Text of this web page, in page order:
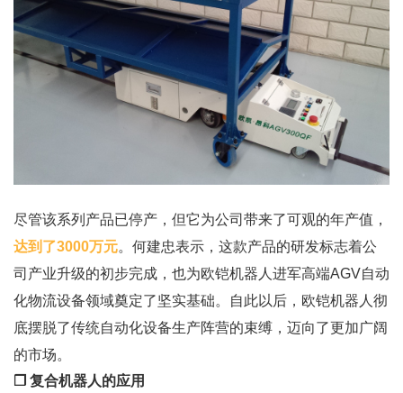
尽管该系列产品已停产，但它为公司带来了可观的年产值，
达到了3000万元。何建忠表示，这款产品的研发标志着公
司产业升级的初步完成，也为欧铠机器人进军高端AGV自动
化物流设备领域奠定了坚实基础。自此以后，欧铠机器人彻
底摆脱了传统自动化设备生产阵营的束缚，迈向了更加广阔
的市场。
❒ 复合机器人的应用